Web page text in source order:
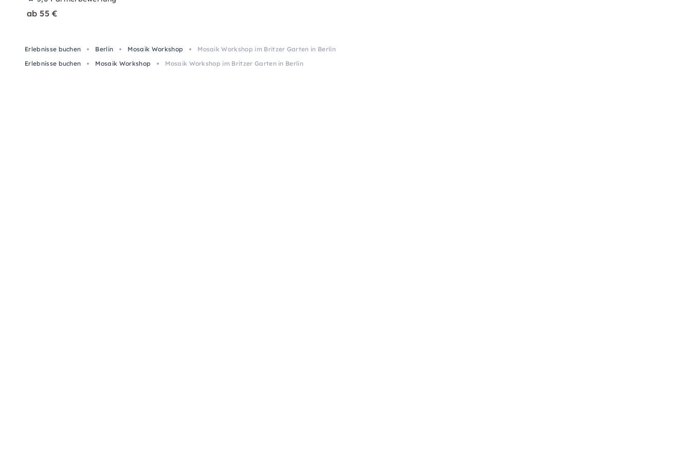
ab 55 €
Erlebnisse buchen Berlin Mosaik Workshop
Mosaik Workshop im Britzer Garten in Berlin
Erlebnisse buchen
Mosaik Workshop Mosaik Workshop im Britzer Garten in Berlin